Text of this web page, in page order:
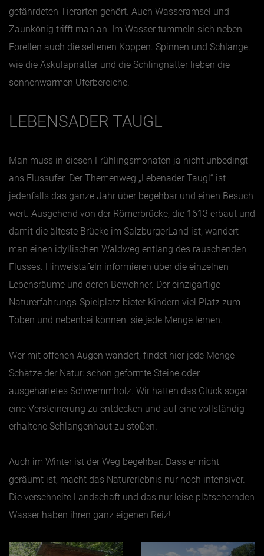
Dezember
gefährdeten Tierarten gehört. Auch Wasseramsel und
Zaunkönig trifft man an. Im Wasser tummeln sich neben
Forellen auch die seltenen Koppen. Spinnen und Schlange,
wie die Äskulapnatter und die Schlingnatter lieben die
sonnenwarmen Uferbereiche.
LEBENSADER TAUGL
Man muss in diesen Frühlingsmonaten ja nicht unbedingt
ans Flussufer. Der Themenweg „Lebenader Taugl“ ist
jedenfalls das ganze Jahr über begehbar und einen Besuch
wert. Ausgehend von der Römerbrücke, die 1613 erbaut und
damit die älteste Brücke im SalzburgerLand ist, wandert
man einen idyllischen Waldweg entlang des rauschenden
Flusses. Hinweistafeln informieren über die einzelnen
Lebensräume und deren Bewohner. Der einzigartige
Naturerfahrungs-Spielplatz bietet Kindern viel Platz zum
Toben und nebenbei können sie jede Menge lernen.
Wer mit offenen Augen wandert, findet hier jede Menge
Schätze der Natur: schön geformte Steine oder
ausgehärtetes Schwemmholz. Wir hatten das Glück sogar
eine Versteinerung zu entdecken und auf eine vollständig
erhaltene Schlangenhaut zu stoßen.
Auch im Winter ist der Weg begehbar. Dass er nicht
geräumt ist, macht das Naturerlebnis nur noch intensiver.
Die verschneite Landschaft und das nur leise plätschernden
Wasser haben ihren ganz eigenen Reiz!